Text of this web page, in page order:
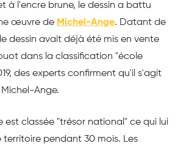
à l'encre brune, le dessin a battu
œuvre de Michel-Ange. Datant de
le dessin avait déjà été mis en vente
dans la classification "école
des experts confirment qu'il s'agit
Ange.
est classée "trésor national" ce qui lui
pendant 30 mois. Les